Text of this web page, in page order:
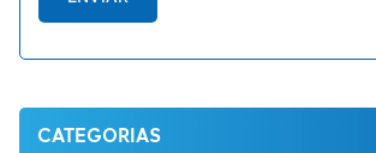
CATEGORIAS